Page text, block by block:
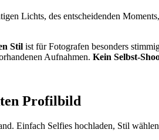
Lichts, des entscheidenden
Stil ist für Fotografen besonders
Aufnahmen. Kein Selbst-
Profilbild
Einfach Selfies hochladen, Stil